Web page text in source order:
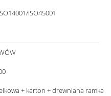
ISO45001
+ karton + drewniana ramka